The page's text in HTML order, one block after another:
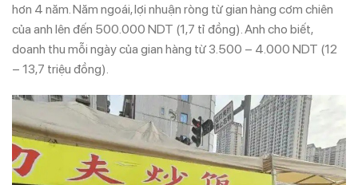
hơn 4 năm. Năm ngoái, lợi nhuận ròng từ gian hàng cơm chiên
của anh lên đến 500.000 NDT (1,7 tỉ đồng). Anh cho biết,
doanh thu mỗi ngày của gian hàng từ 3.500 – 4.000 NDT (12
– 13,7 triệu đồng).